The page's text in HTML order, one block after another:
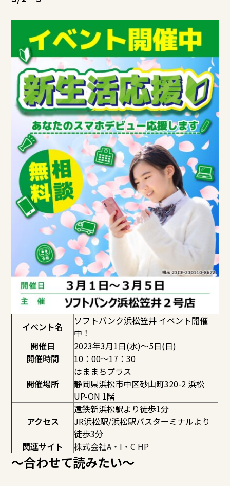
イベント名
ソフトバンク浜松笠井 イベント開催
中！
開催日
2023年3月1日(水)～5日(日)
開催時間
10：00～17：30
開催場所
はままちプラス
静岡県浜松市中区砂山町320-2 浜松
UP-ON 1階
アクセス
遠鉄新浜松駅より徒歩1分
JR浜松駅/浜松駅バスターミナルより
徒歩3分
関連サイト
株式会社A・I・C HP
～合わせて読みたい～